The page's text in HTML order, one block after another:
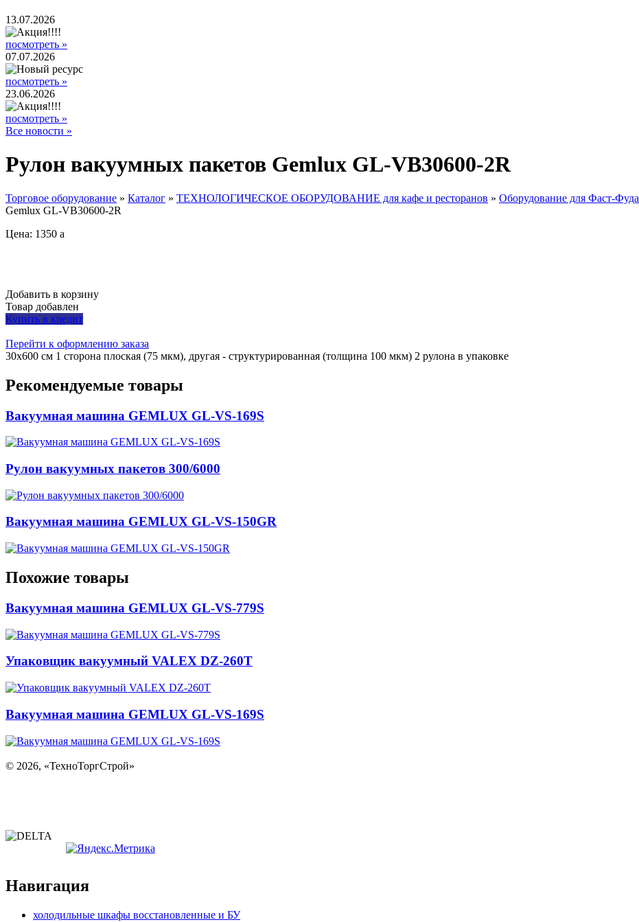
13.07.2026
посмотреть »
07.07.2026
посмотреть »
23.06.2026
посмотреть »
Все новости »
Рулон вакуумных пакетов Gemlux GL-VB30600-2R
Торговое оборудование » Каталог » ТЕХНОЛОГИЧЕСКОЕ ОБОРУДОВАНИЕ для кафе и ресторанов » Оборудование для Фаст-Фуда
Gemlux GL-VB30600-2R
Цена: 1350 a
Добавить в корзину
Товар добавлен
Купить в кредит
Перейти к оформлению заказа
30x600 см 1 сторона плоская (75 мкм), другая - структурированная (толщина 100 мкм) 2 рулона в упаковке
Рекомендуемые товары
Вакуумная машина GEMLUX GL-VS-169S
Рулон вакуумных пакетов 300/6000
Вакуумная машина GEMLUX GL-VS-150GR
Похожие товары
Вакуумная машина GEMLUX GL-VS-779S
Упаковщик вакуумный VALEX DZ-260T
Вакуумная машина GEMLUX GL-VS-169S
© 2026, «ТехноТоргСтрой»
Навигация
холодильные шкафы восстановленные и БУ